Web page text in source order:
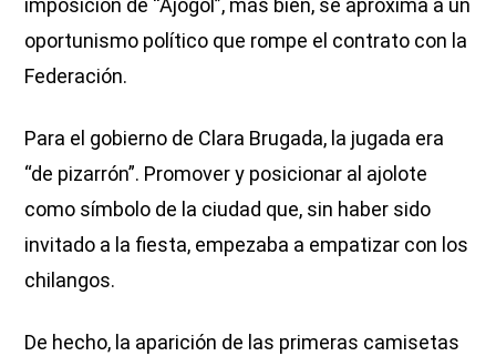
imposición de “Ajogol”, más bien, se aproxima a un
oportunismo político que rompe el contrato con la
Federación.
Para el gobierno de Clara Brugada, la jugada era
“de pizarrón”. Promover y posicionar al ajolote
como símbolo de la ciudad que, sin haber sido
invitado a la fiesta, empezaba a empatizar con los
chilangos.
De hecho, la aparición de las primeras camisetas